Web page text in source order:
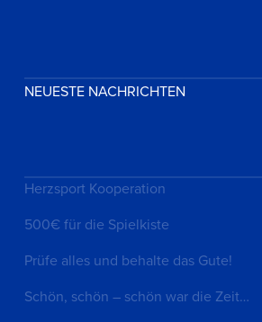
NEUESTE NACHRICHTEN
Herzsport Kooperation
500€ für die Spielkiste
Prüfe alles und behalte das Gute!
Schön, schön – schön war die Zeit…